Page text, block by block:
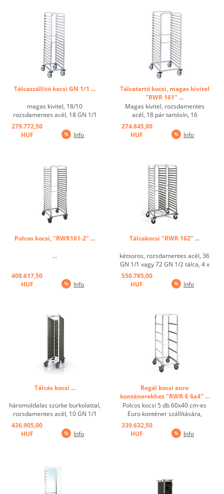
Tálcaszállító kocsi GN 1/1 ...
magas kivitel, 18/10
rozsdamentes acél, 18 GN 1/1
vagy 36 GN 1/2 tálcához, 4
műanyag forgó görgő Ø 125 mm,
ebből 2 fékes ...
279.772,50
HUF
Info
Tálcatartó kocsi, magas kivitel
"RWR 161" ...
Magas kivitel, rozsdamentes
acél, 18 pár tartósín, 16
becsúsztatható sín, 18 GN 2/1
vagy 36 GN 1/1, horganyzott
kerekek, 4 forgatható görgő,
274.845,00
HUF
Info
Polcos kocsi, "RWR161-2" ...
...
408.617,50
HUF
Info
Tálcakocsi "RWR 162" ...
kétsoros, rozsdamentes acél, 36
GN 1/1 vagy 72 GN 1/2 tálca, 4 x
ø 125 mm-s lengő kerék, 2
fékezhető, műanyag görgőkkel ...
550.785,00
HUF
Info
Tálcás kocsi ...
háromoldalas szürke burkolattal,
rozsdamentes acél, 10 GN 1/1
tálcához A termék burkolata
különböző színekben kapható és
szállítható. Hívjon minket,
436.905,00
HUF
Info
Regál kocsi euro
konténerekhez "RWR-E 6x4" ...
Polcos kocsi 5 db 60x40 cm-es
Euro konténer szállítására,
tartópárok: 5 pár, tartótávolság
245 mm, műanyag kerekek ø 125
mm, 4 forgatható görgő, ebből 2
339.632,50
HUF
Info